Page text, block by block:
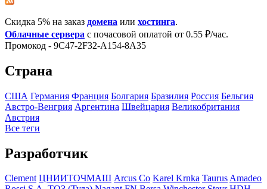
Скидка 5% на заказ домена или хостинга.
Облачные сервера с почасовой оплатой от 0.55 ₽/час.
Промокод - 9C47-2F32-A154-8A35
Страна
США Германия Франция Болгария Бразилия Росcия Бельгия
Австро-Венгрия Аргентина Швейцария Великобритания
Австрия
Все теги
Разработчик
Clement ЦНИИТОЧМАШ Arcus Co Karel Krnka TaurusAmadeo